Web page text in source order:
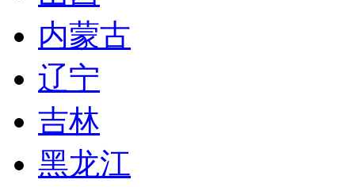
内蒙古
辽宁
吉林
黑龙江